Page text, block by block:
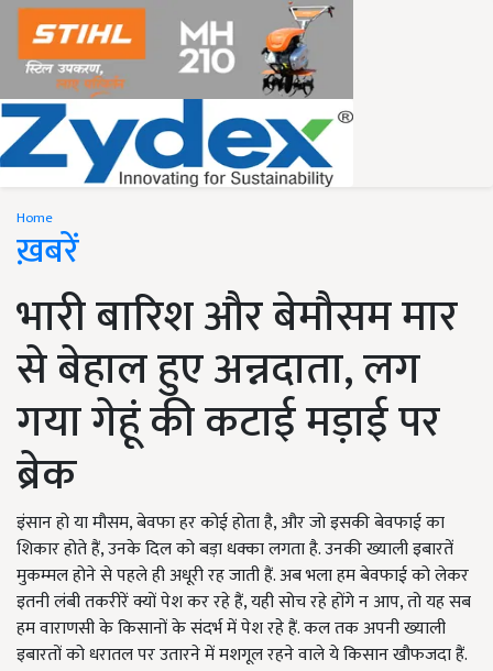
Home
ख़बरें
भारी बारिश और बेमौसम मार
से बेहाल हुए अन्नदाता, लग
गया गेहूं की कटाई मड़ाई पर
ब्रेक
इंसान हो या मौसम, बेवफा हर कोई होता है, और जो इसकी बेवफाई का
शिकार होते हैं, उनके दिल को बड़ा धक्का लगता है. उनकी ख्याली इबारतें
मुकम्मल होने से पहले ही अधूरी रह जाती हैं. अब भला हम बेवफाई को लेकर
इतनी लंबी तकरीरें क्यों पेश कर रहे हैं, यही सोच रहे होंगे न आप, तो यह सब
हम वाराणसी के किसानों के संदर्भ में पेश रहे हैं. कल तक अपनी ख्याली
इबारतों को धरातल पर उतारने में मशगूल रहने वाले ये किसान खौफजदा हैं.